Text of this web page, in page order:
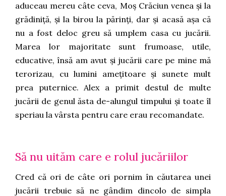
aduceau mereu câte ceva, Moș Crăciun venea și la
grădiniță, și la birou la părinți, dar și acasă așa că
nu a fost deloc greu să umplem casa cu jucării.
Marea lor majoritate sunt frumoase, utile,
educative, însă am avut și jucării care pe mine mă
terorizau, cu lumini amețitoare și sunete mult
prea puternice. Alex a primit destul de multe
jucării de genul ăsta de-alungul timpului și toate îl
speriau la vârsta pentru care erau recomandate.
Să nu uităm care e rolul jucăriilor
Cred că ori de câte ori pornim în căutarea unei
jucării trebuie să ne gândim dincolo de simpla